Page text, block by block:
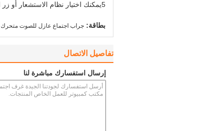
5يمكنك اختيار نظام الاستشعار أو زر التبديل للسيطرة على الأضواء والتهوية.
بطاقة: جراب اجتماع عازل للصوت متحرك
تفاصيل الاتصال
إرسال استفسارك مباشرة لنا